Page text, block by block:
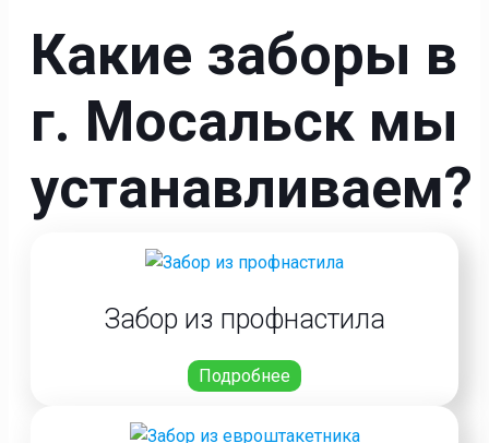
Какие заборы в
г. Мосальск мы
устанавливаем?
Забор из профнастила
Подробнее